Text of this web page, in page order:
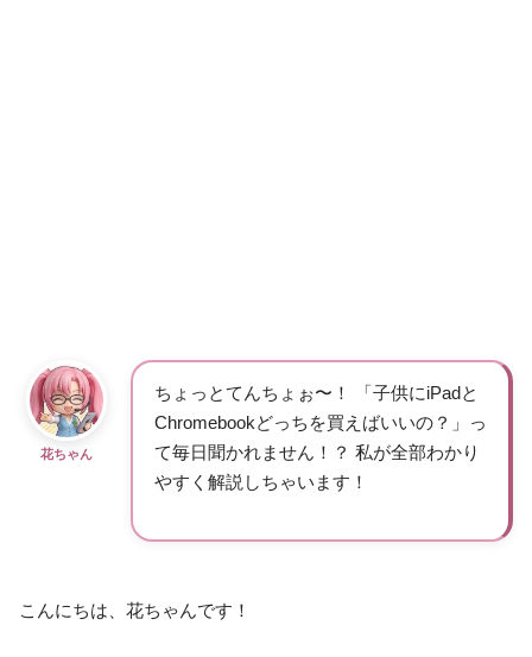
花ちゃん
ちょっとてんちょぉ〜！ 「子供にiPadと
Chromebookどっちを買えばいいの？」っ
て毎日聞かれません！？ 私が全部わかり
やすく解説しちゃいます！
こんにちは、花ちゃんです！